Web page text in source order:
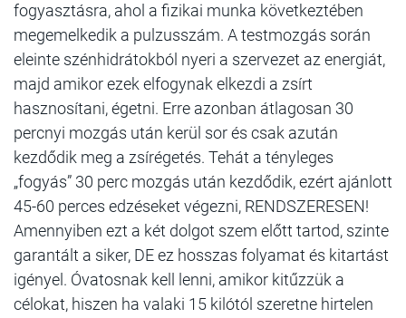
fogyasztásra, ahol a fizikai munka következtében
megemelkedik a pulzusszám. A testmozgás során
eleinte szénhidrátokból nyeri a szervezet az energiát,
majd amikor ezek elfogynak elkezdi a zsírt
hasznosítani, égetni. Erre azonban átlagosan 30
percnyi mozgás után kerül sor és csak azután
kezdődik meg a zsírégetés. Tehát a tényleges
„fogyás” 30 perc mozgás után kezdődik, ezért ajánlott
45-60 perces edzéseket végezni, RENDSZERESEN!
Amennyiben ezt a két dolgot szem előtt tartod, szinte
garantált a siker, DE ez hosszas folyamat és kitartást
igényel. Óvatosnak kell lenni, amikor kitűzzük a
célokat, hiszen ha valaki 15 kilótól szeretne hirtelen